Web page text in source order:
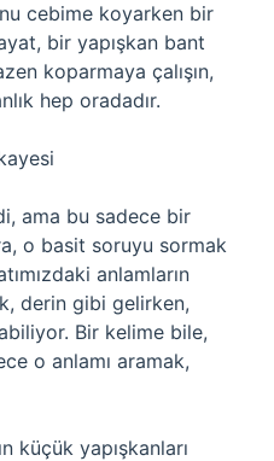
cebime koyarken bir
bir yapışkan bant
koparmaya çalışın,
hep oradadır.
ama bu sadece bir
o basit soruyu sormak
anlamların
derin gibi gelirken,
Bir kelime bile,
o anlamı aramak,
küçük yapışkanları